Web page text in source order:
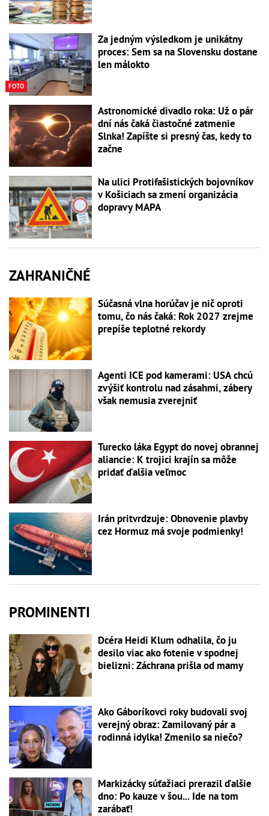
FOTO
Za jedným výsledkom je unikátny
proces: Sem sa na Slovensku dostane
len málokto
Astronomické divadlo roka: Už o pár
dní nás čaká čiastočné zatmenie
Slnka! Zapíšte si presný čas, kedy to
začne
Na ulici Protifašistických bojovníkov
v Košiciach sa zmení organizácia
dopravy MAPA
ZAHRANIČNÉ
Súčasná vlna horúčav je nič oproti
tomu, čo nás čaká: Rok 2027 zrejme
prepíše teplotné rekordy
Agenti ICE pod kamerami: USA chcú
zvýšiť kontrolu nad zásahmi, zábery
však nemusia zverejniť
Turecko láka Egypt do novej obrannej
aliancie: K trojici krajín sa môže
pridať ďalšia veľmoc
Irán pritvrdzuje: Obnovenie plavby
cez Hormuz má svoje podmienky!
PROMINENTI
Dcéra Heidi Klum odhalila, čo ju
desilo viac ako fotenie v spodnej
bielizni: Záchrana prišla od mamy
Ako Gáboríkovci roky budovali svoj
verejný obraz: Zamilovaný pár a
rodinná idylka! Zmenilo sa niečo?
Markizácky súťažiaci prerazil ďalšie
dno: Po kauze v šou... Ide na tom
zarábať!